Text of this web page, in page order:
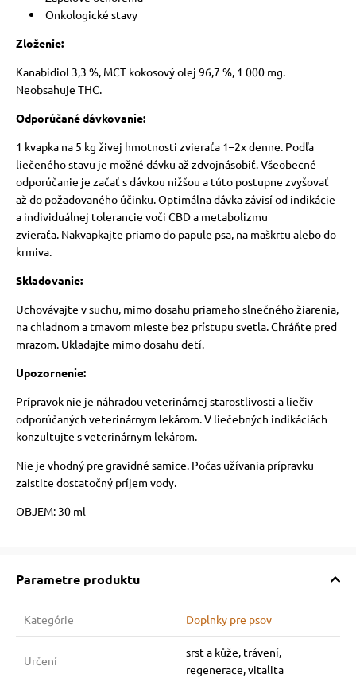
Onkologické stavy
Zloženie:
Kanabidiol 3,3 %, MCT kokosový olej 96,7 %, 1 000 mg.
Neobsahuje THC.
Odporúčané dávkovanie:
1 kvapka na 5 kg živej hmotnosti zvieraťa 1–2x denne. Podľa
liečeného stavu je možné dávku až zdvojnásobiť.Všeobecné
odporúčanie je začať s dávkou nižšou a túto postupne zvyšovať
až do požadovaného účinku.Optimálna dávka závisí od indikácie
a individuálnej tolerancie voči CBD a metabolizmu
zvieraťa. Nakvapkajte priamo do papule psa, na maškrtu alebo do
krmiva.
Skladovanie:
Uchovávajte v suchu, mimo dosahu priameho slnečného žiarenia,
na chladnom a tmavom mieste bez prístupu svetla.Chráňte pred
mrazom. Ukladajte mimo dosahu detí.
Upozornenie:
Prípravok nie je náhradou veterinárnej starostlivosti a liečiv
odporúčaných veterinárnym lekárom.V liečebných indikáciách
konzultujte s veterinárnym lekárom.
Nie je vhodný pre gravidné samice. Počas užívania prípravku
zaistite dostatočný príjem vody.
OBJEM: 30 ml
Parametre produktu
Kategórie Doplnky pre psov
Určení
srst a kůže, trávení,
regenerace, vitalita